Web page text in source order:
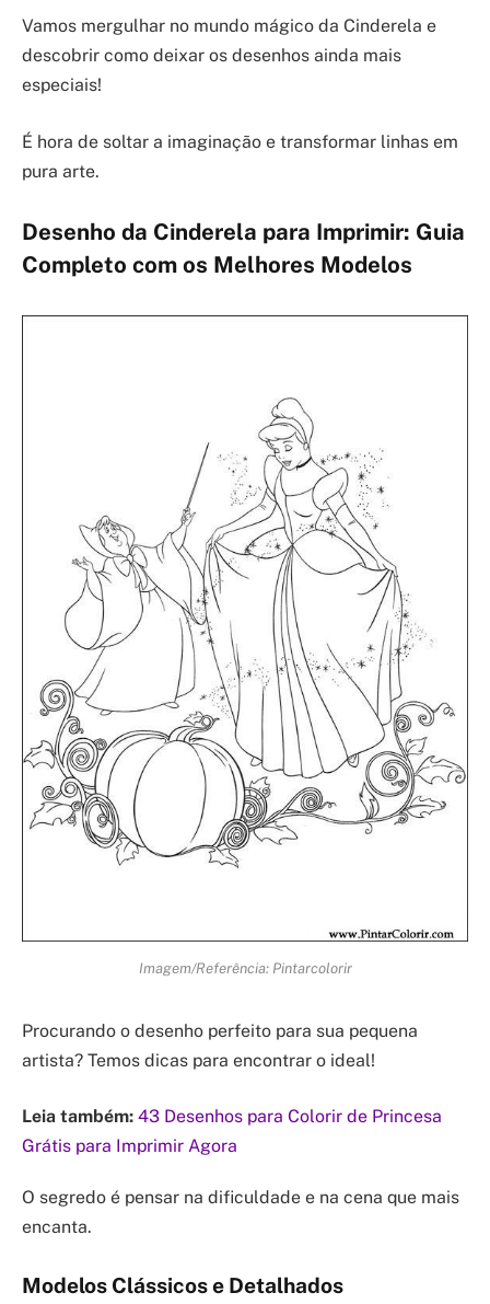
Vamos mergulhar no mundo mágico da Cinderela e
descobrir como deixar os desenhos ainda mais
especiais!
É hora de soltar a imaginação e transformar linhas em
pura arte.
Desenho da Cinderela para Imprimir: Guia
Completo com os Melhores Modelos
Imagem/Referência: Pintarcolorir
Procurando o desenho perfeito para sua pequena
artista? Temos dicas para encontrar o ideal!
Leia também: 43 Desenhos para Colorir de Princesa
Grátis para Imprimir Agora
O segredo é pensar na dificuldade e na cena que mais
encanta.
Modelos Clássicos e Detalhados